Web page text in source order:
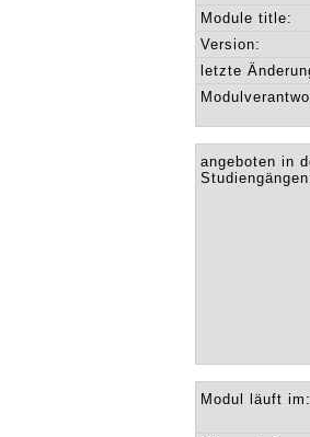
Module title:
Version:
letzte
angeboten in
Modul läuft im: